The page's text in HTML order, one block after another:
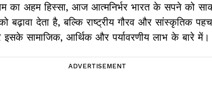
का अहम हिस्सा, आज आत्मनिर्भर भारत के सपने को
देता है, बल्कि राष्ट्रीय गौरव और सांस्कृतिक
सामाजिक, आर्थिक और पर्यावरणीय लाभ के बारे में।
ADVERTISEMENT